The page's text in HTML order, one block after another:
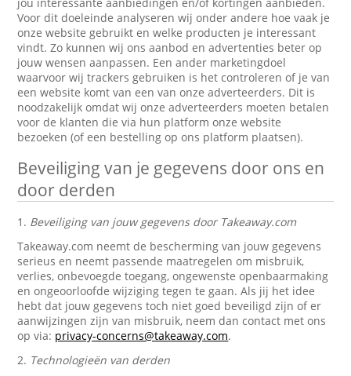
Voor dit doeleinde analyseren wij onder andere hoe vaak je
onze website gebruikt en welke producten je interessant
vindt. Zo kunnen wij ons aanbod en advertenties beter op
jouw wensen aanpassen. Een ander marketingdoel
waarvoor wij trackers gebruiken is het controleren of je van
een website komt van een van onze adverteerders. Dit is
noodzakelijk omdat wij onze adverteerders moeten betalen
voor de klanten die via hun platform onze website
bezoeken (of een bestelling op ons platform plaatsen).
Beveiliging van je gegevens door ons en
door derden
1. Beveiliging van jouw gegevens door Takeaway.com
Takeaway.com neemt de bescherming van jouw gegevens
serieus en neemt passende maatregelen om misbruik,
verlies, onbevoegde toegang, ongewenste openbaarmaking
en ongeoorloofde wijziging tegen te gaan. Als jij het idee
hebt dat jouw gegevens toch niet goed beveiligd zijn of er
aanwijzingen zijn van misbruik, neem dan contact met ons
op via: privacy-concerns@takeaway.com.
2. Technologieën van derden